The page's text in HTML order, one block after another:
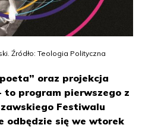
Źródło: Teologia Polityczna
oraz projekcja
to program pierwszego z
Festiwalu
odbędzie się we wtorek